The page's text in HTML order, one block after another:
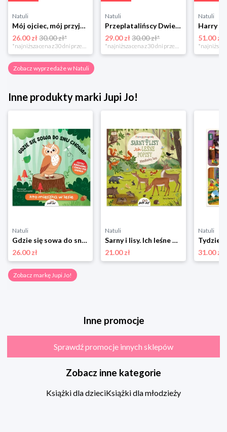
Natuli
Mój ojciec, mój przyjaciel Element
26.00 zł30.00 zł*
*najniższa cena z 30 dni przed obniżką
Natuli
Przeplatalińscy Dwie siostry
29.00 zł 30.00 zł*
*najniższa cena z 30 dni przed obniżką
Natuli
51.00 zł
Zobacz wyprzedaże w Natuli
Inne produkty marki Jupi Jo!
Natuli
Gdzie się sowa do snu chowa? Kto mieszka w lesie Jupi jo!
26.00 zł
Natuli
Sarny i lisy. Ich leśne popisy. Mieszkańcy lasu. Poznaję Przyrodę Jupi jo!
21.00 zł
Natuli
31.00 zł
Zobacz markę Jupi Jo!
Inne promocje
Sprawdź promocje innych sklepów
Zobacz inne kategorie
Książki dla dzieciKsiążki dla młodzieży